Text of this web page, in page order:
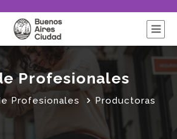
Profesionales
Profesionales Productoras